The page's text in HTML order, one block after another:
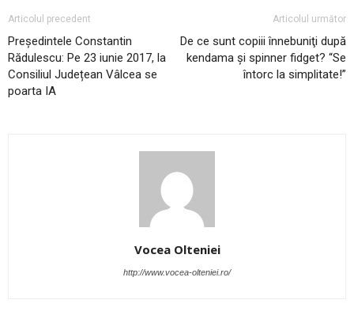
Articolul precedent
Preşedintele Constantin
Rădulescu: Pe 23 iunie 2017, la
Consiliul Județean Vâlcea se
poarta IA
Articolul următor
De ce sunt copiii înnebuniţi după
kendama şi spinner fidget? “Se
întorc la simplitate!”
Vocea Olteniei
http://www.vocea-olteniei.ro/